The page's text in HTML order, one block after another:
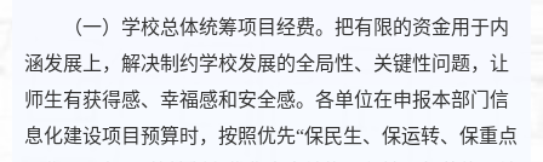
（一）学校总体统筹项目经费。把有限的资金用于内
涵发展上，解决制约学校发展的全局性、关键性问题，让
师生有获得感、幸福感和安全感。各单位在申报本部门信
息化建设项目预算时，按照优先“保民生、保运转、保重点